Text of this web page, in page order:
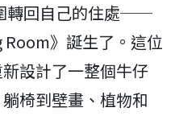
轉回自己的住處──
》誕生了。這位
設計了一整個牛仔
椅到壁畫、植物和